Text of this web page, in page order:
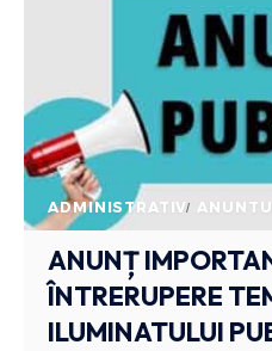
ADMINISTRATIV
ANUNȚ
ÎNTRERUPERE
ILUMINATULUI